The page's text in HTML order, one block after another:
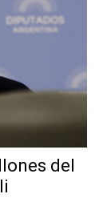
del